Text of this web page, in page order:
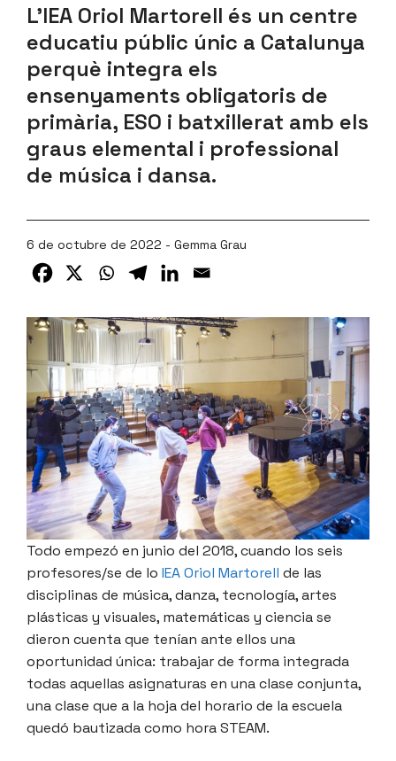
L’IEA Oriol Martorell és un centre
educatiu públic únic a Catalunya
perquè integra els
ensenyaments obligatoris de
primària, ESO i batxillerat amb els
graus elemental i professional
de música i dansa.
6 de octubre de 2022 - Gemma Grau
Todo empezó en junio del 2018, cuando los seis
profesores/se de lo IEA Oriol Martorell de las
disciplinas de música, danza, tecnología, artes
plásticas y visuales, matemáticas y ciencia se
dieron cuenta que tenían ante ellos una
oportunidad única: trabajar de forma integrada
todas aquellas asignaturas en una clase conjunta,
una clase que a la hoja del horario de la escuela
quedó bautizada como hora STEAM.